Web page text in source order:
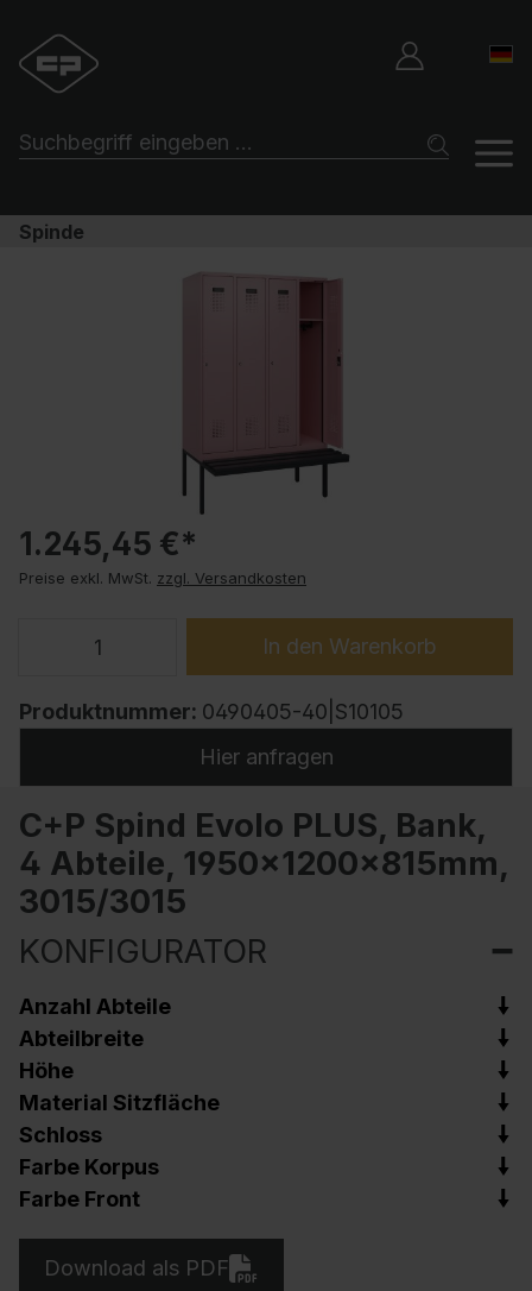
Spinde
1.245,45 €*
Preise exkl. MwSt. zzgl. Versandkosten
In den Warenkorb
Produktnummer: 0490405-40|S10105
Hier anfragen
C+P Spind Evolo PLUS, Bank,
4 Abteile, 1950x1200x815mm,
3015/3015
KONFIGURATOR
Anzahl Abteile
Abteilbreite
Höhe
Material Sitzfläche
Schloss
Farbe Korpus
Farbe Front
Download als PDF